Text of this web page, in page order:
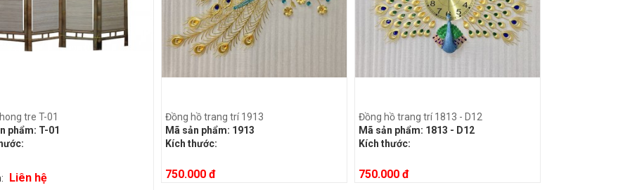
tre T-01
phẩm: T-01
Liên hệ
Đồng hồ trang trí 1913
Mã sản phẩm: 1913
Kích thước:
750.000 đ
Đồng hồ trang trí 1813 - D12
Mã sản phẩm: 1813 - D12
Kích thước:
750.000 đ